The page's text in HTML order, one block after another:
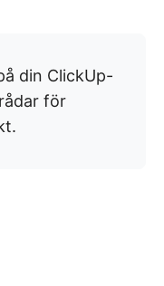
din ClickUp-
för